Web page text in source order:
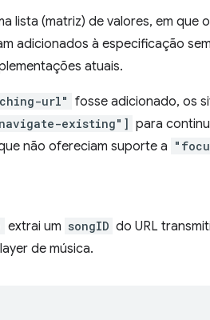
lista (matriz) de valores, em que
adicionados à especificação
atuais.
url" fosse adicionado, os
existing"] para
não ofereciam suporte a
extrai um songID do URL
de música.